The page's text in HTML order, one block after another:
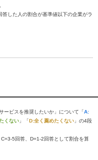
した人の割合が基準値以下の企業がラ
ービスを推奨したいか」について「A:
くない 」「D:全く薦めたくない 」の4段
5回答、D=1-2回答として割合を算